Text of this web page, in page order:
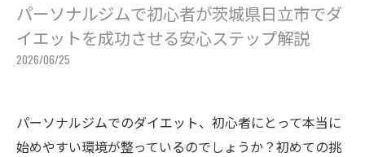
パーソナルジムで初心者が茨城県日立市でダ
イエットを成功させる安心ステップ解説
2026/06/25
パーソナルジムでのダイエット、初心者にとって本当に
始めやすい環境が整っているのでしょうか？初めての挑